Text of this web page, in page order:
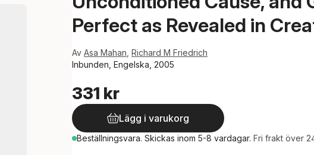
Perfect as Revealed in
Av Asa Mahan Richard M Friedrich
Inbunden, Engelska, 2005
331 kr
Lägg i varukorg
Beställningsvara. Skickas inom 5-8 vardagar. Fri frakt över